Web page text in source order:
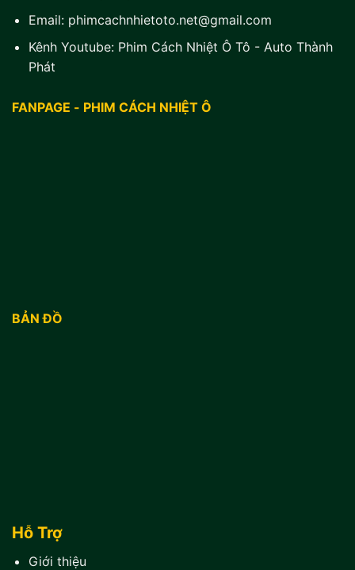
Email: phimcachnhietoto.net@gmail.com
Kênh Youtube: Phim Cách Nhiệt Ô Tô - Auto Thành
Phát
FANPAGE - PHIM CÁCH NHIỆT Ô
BẢN ĐỒ
Hỗ Trợ
Giới thiệu